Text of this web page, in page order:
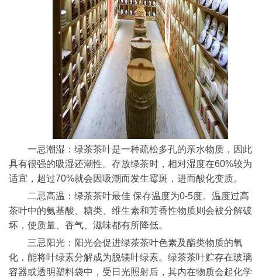
一忌潮湿：绿茶茶叶是一种疏松多孔的亲水物质，因此
具有很强的吸湿还潮性。存放绿茶时，相对湿度在60%较为
适宜，超过70%就会因吸潮而发生霉斑，进而酸化变质。
二忌高温：绿茶茶叶最佳 保存温度为0-5度。温度过高
茶叶中的氨基酸、糖类、维生素和芳香性物质则会被分解破
坏，使质量、香气、滋味都有所降低。
三忌阳光：阳光会促进绿茶茶叶色素及酯类物质的氧
化，能将叶绿素分解成为脱镁叶绿素。绿茶茶叶贮存在玻璃
容器或透明塑料袋中，受日光照射后，其内在物质会起化学